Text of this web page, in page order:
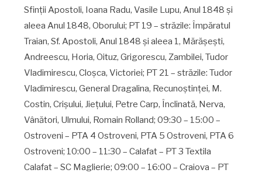
Sfinţii Apostoli, Ioana Radu, Vasile Lupu, Anul 1848 şi
aleea Anul 1848, Oborului; PT 19 – străzile: Împăratul
Traian, Sf. Apostoli, Anul 1848 şi aleea 1, Mărăşeşti,
Andreescu, Horia, Oituz, Grigorescu, Zambilei, Tudor
Vladimirescu, Cloşca, Victoriei; PT 21 – străzile: Tudor
Vladimirescu, General Dragalina, Recunoştinţei, M.
Costin, Crişului, Jieţului, Petre Carp, Înclinată, Nerva,
Vânători, Ulmului, Romain Rolland; 09:30 – 15:00 –
Ostroveni – PTA 4 Ostroveni, PTA 5 Ostroveni, PTA 6
Ostroveni; 10:00 – 11:30 – Calafat – PT 3 Textila
Calafat – SC Maglierie; 09:00 – 16:00 – Craiova – PT